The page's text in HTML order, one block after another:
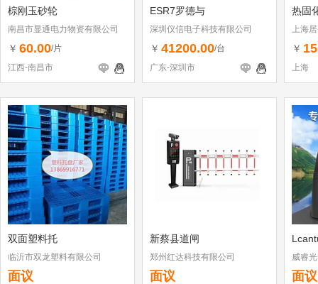
棕刚玉砂轮
南昌市显通电力物资有限公司
￥ 60.00/片
江西-南昌市
ESR7罗德与
深圳仪信电子科技有限公司
￥ 41200.00/台
广东-深圳市
热固
上海
￥
上海
双面塑料托
临沂市双龙塑料有限公司
面议
新蔡县道闸
郑州红达科技有限公司
面议
威睿
面议